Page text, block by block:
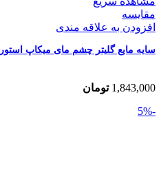
مقایسه
افزودن به علاقه مندی
سایه مایع گلیتر چشم مای میکاپ
1,843,000 تومان
-5%